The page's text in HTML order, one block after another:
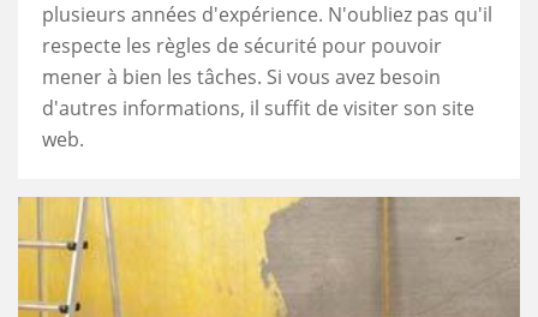
plusieurs années d'expérience. N'oubliez pas qu'il
respecte les règles de sécurité pour pouvoir
mener à bien les tâches. Si vous avez besoin
d'autres informations, il suffit de visiter son site
web.